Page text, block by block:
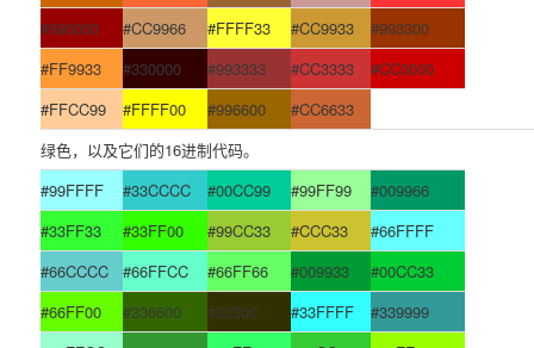
#990000
#CC9966 #FFFF33 #CC9933
#993300
#FF9933
#330000 #993333 #CC3333
#CC0000
#FFCC99
#FFFF00 #996600
#CC6633
绿色，以及它们的16进制代码。
#99FFFF
#33CCCC #00CC99 #99FF99
#009966
#33FF33
#33FF00 #99CC33 #CCC33
#66FFFF
#66CCCC
#66FFCC #66FF66 #009933
#00CC33
#66FF00
#336600 #33300 #33FFFF
#339999